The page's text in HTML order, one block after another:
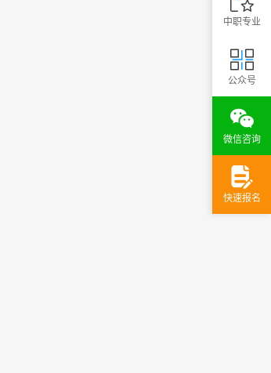
中职专业
公众号
微信咨询
快速报名